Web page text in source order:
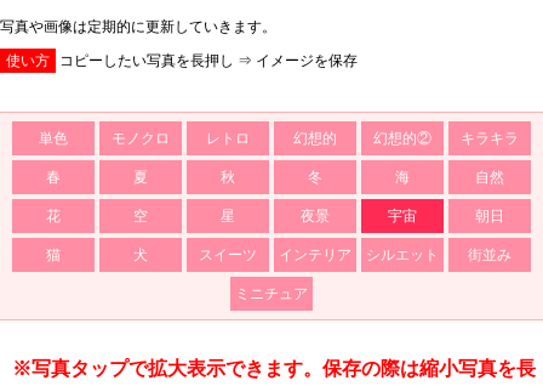
写真や画像は定期的に更新していきます。
使い方
コピーしたい写真を長押し ⇒ イメージを保存
単色 モノクロ レトロ 幻想的 幻想的② キラキラ
春 夏 秋 冬 海 自然
花 空 星 夜景 宇宙 朝日
猫 犬 スイーツ インテリア シルエット 街並み
ミニチュア
※写真タップで拡大表示できます。保存の際は縮小写真を長